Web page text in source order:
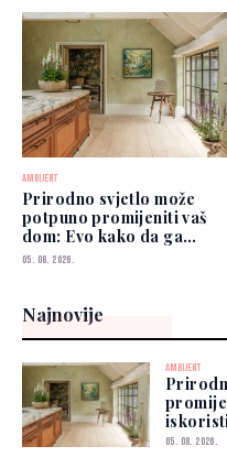
AMBIJENT
Prirodno svjetlo može
potpuno promijeniti vaš
dom: Evo kako da ga
iskoristite
05. 08. 2026.
Najnovije
AMBIJENT
05. 08. 2026.